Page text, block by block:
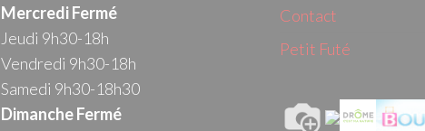
MercrediFermé
Jeudi 9h30-18h
Vendredi 9h30-18h
Samedi 9h30-18h30
Dimanche Fermé
Contact
Petit Futé